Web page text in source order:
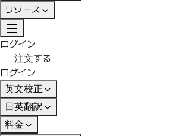
リソース
ログイン
注文する
ログイン
英文校正
日英翻訳
料金